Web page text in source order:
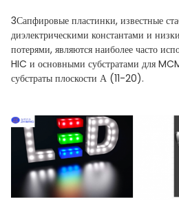
3Сапфировые пластинки, известные
диэлектрическими константами и
потерями, являются наиболее часто
HIC и основными субстратами для
субстраты плоскости А (11-20).